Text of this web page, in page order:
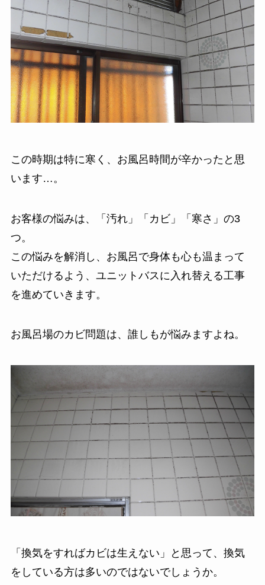
この時期は特に寒く、お風呂時間が辛かったと思
います…。
お客様の悩みは、「汚れ」「カビ」「寒さ」の3
つ。
この悩みを解消し、お風呂で身体も心も温まって
いただけるよう、ユニットバスに入れ替える工事
を進めていきます。
お風呂場のカビ問題は、誰しもが悩みますよね。
「換気をすればカビは生えない」と思って、換気
をしている方は多いのではないでしょうか。